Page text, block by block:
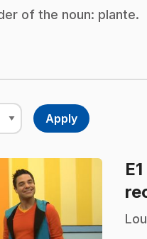
of the noun: plante.
E1
.